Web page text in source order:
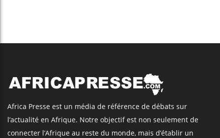
Africa Presse est un média de référence de débats sur
l’actualité en Afrique. Notre objectif est non seulement de
connecter l’Afrique au reste du monde, mais d’établir un